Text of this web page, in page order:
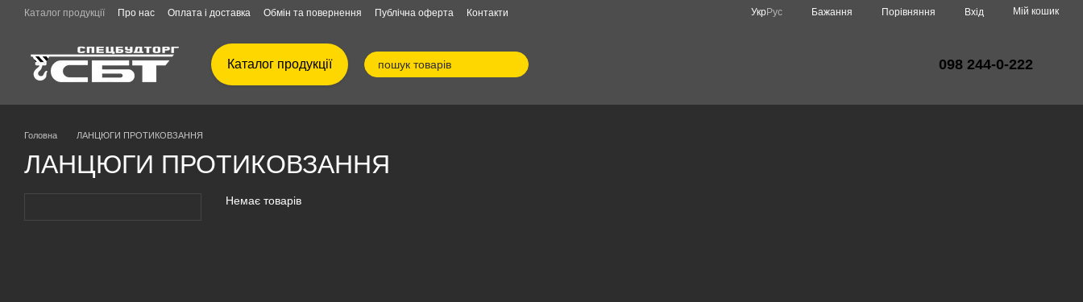
Перейти до основного контенту
Каталог продукції Про нас Оплата і доставка Обмін та повернення Публічна оферта Контакти УкрРус Бажання Порівняння Вхід Мій кошик
Каталог продукції 098 244-0-222
Головна ЛАНЦЮГИ ПРОТИКОВЗАННЯ
ЛАНЦЮГИ ПРОТИКОВЗАННЯ
Немає товарів